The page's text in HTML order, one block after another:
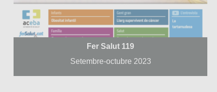
Fer Salut 119
Setembre-octubre 2023